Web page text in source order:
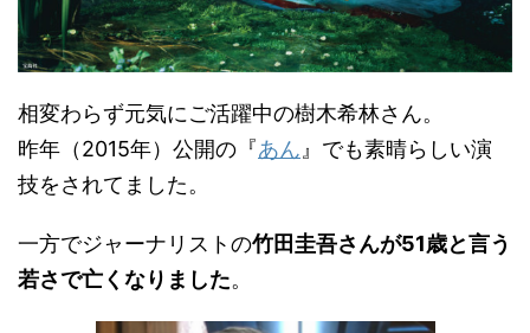
相変わらず元気にご活躍中の樹木希林さん。
昨年（2015年）公開の『あん 』でも素晴らしい演
技をされてました。
一方でジャーナリストの竹田圭吾さんが51歳と言う
若さで亡くなりました。